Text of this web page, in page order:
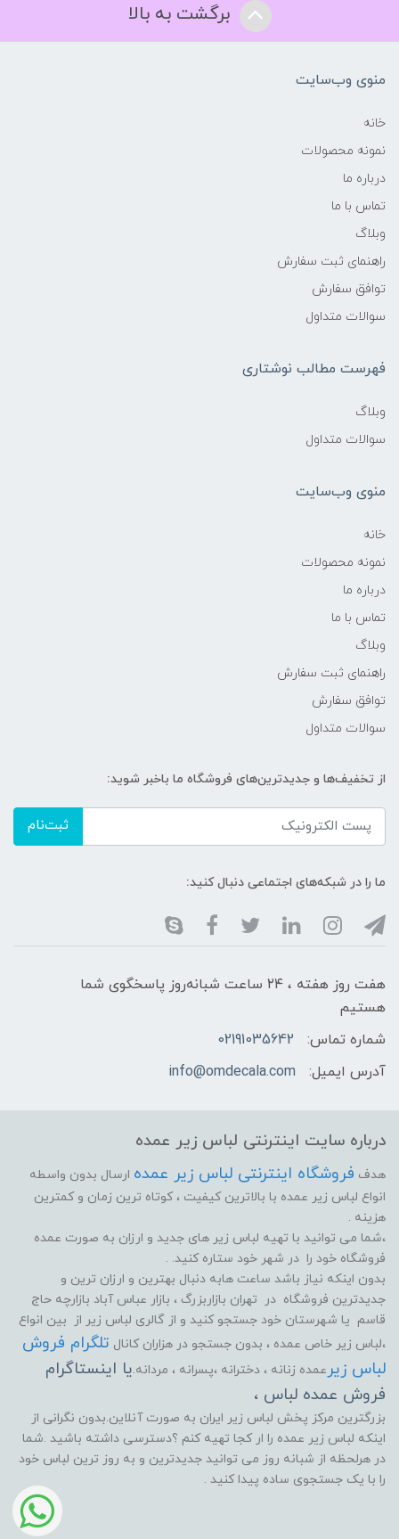
برگشت به بالا
منوی وب‌سایت
خانه
نمونه محصولات
درباره ما
تماس با ما
وبلاگ
راهنمای ثبت سفارش
توافق سفارش
سوالات متداول
فهرست مطالب نوشتاری
وبلاگ
سوالات متداول
منوی وب‌سایت
خانه
نمونه محصولات
درباره ما
تماس با ما
وبلاگ
راهنمای ثبت سفارش
توافق سفارش
سوالات متداول
از تخفیف‌ها و جدیدترین‌های فروشگاه ما باخبر شوید:
ثبت‌نام
ما را در شبکه‌های اجتماعی دنبال کنید:
هفت روز هفته ، ۲۴ ساعت شبانه‌روز پاسخگوی شما
هستیم
شماره تماس:
02191035642
آدرس ایمیل:
info@omdecala.com
درباره سایت اینترنتی لباس زیر عمده
هدف فروشگاه اینترنتی لباس زیر عمده ارسال بدون واسطه
انواع لباس زیر عمده با بالاترین کیفیت ، کوتاه ترین زمان و کمترین
هزینه .
،شما می توانید با تهیه لباس زیر های جدید و ارزان به صورت عمده
فروشگاه خود را در شهر خود ستاره کنید. .
بدون اینکه نیاز باشد ساعت هابه دنبال بهترین و ارزان ترین و
جدیدترین فروشگاه در تهران بازاربزرگ ، بازار عباس آباد بازارچه حاج
قاسم یا شهرستان خود جستجو کنید و از گالری لباس زیر از بین انواع
،لباس زیر خاص عمده ، بدون جستجو در هزاران کانال تلگرام فروش
لباس زیر عمده زنانه ، دخترانه ،پسرانه ، مردانه.یا اینستاگرام
فروش عمده لباس ،
بزرگترین مرکز پخش لباس زیر ایران به صورت آنلاین.بدون نگرانی از
اینکه لباس زیر عمده را ار کجا تهیه کنم ؟دسترسی داشته باشید .شما
در هرلحظه از شبانه روز می توانید جدیدترین و به روز ترین لباس خود
را با یک جستجوی ساده پیدا کنید .